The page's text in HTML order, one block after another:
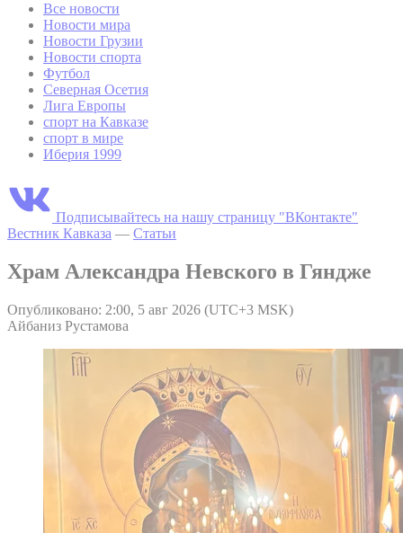
Все новости
Новости мира
Новости Грузии
Новости спорта
Футбол
Северная Осетия
Лига Европы
спорт на Кавказе
спорт в мире
Иберия 1999
Подписывайтесь на нашу страницу "ВКонтакте"
Вестник Кавказа — Статьи
Храм Александра Невского в Гяндже
Опубликовано: 2:00, 5 авг 2026 (UTC+3 MSK)
Айбаниз Рустамова